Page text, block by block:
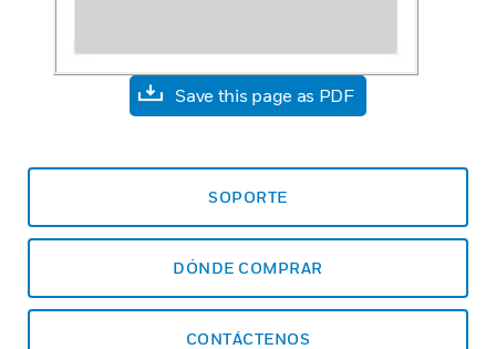
Save this page as PDF
SOPORTE
DÓNDE COMPRAR
CONTÁCTENOS